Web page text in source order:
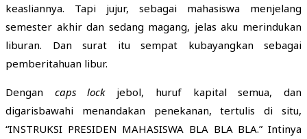
keasliannya. Tapi jujur, sebagai mahasiswa menjelang
semester akhir dan sedang magang, jelas aku merindukan
liburan. Dan surat itu sempat kubayangkan sebagai
pemberitahuan libur.
Dengan caps lockjebol, huruf kapital semua, dan
digarisbawahi menandakan penekanan, tertulis di situ,
“INSTRUKSI PRESIDEN MAHASISWA BLA BLA BLA.” Intinya